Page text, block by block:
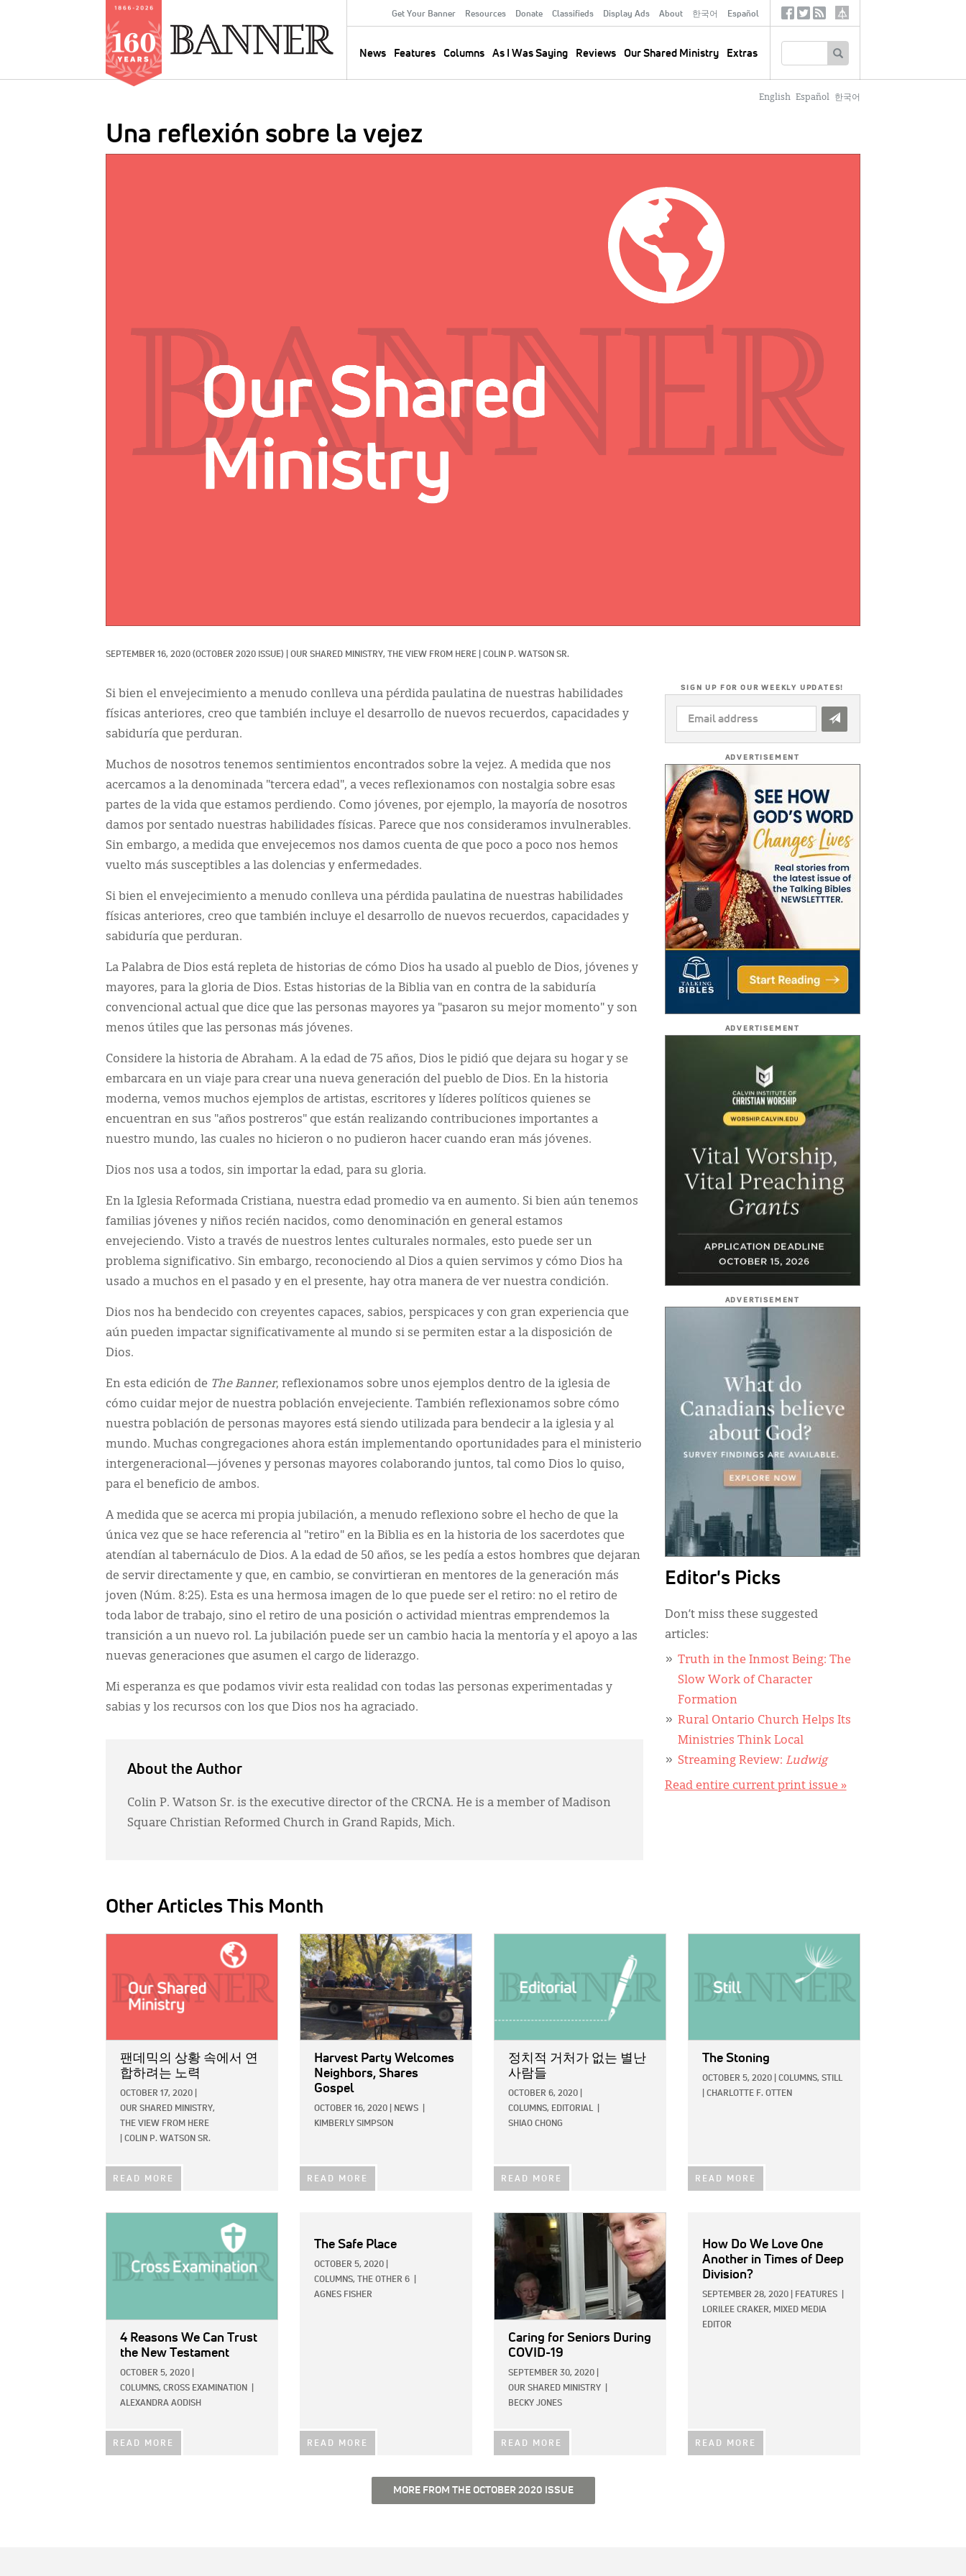
Secondary
Menu
Get Your Banner Resources Donate Classifieds Display Ads About 한국어 Español
News Features Columns As I Was Saying Reviews Our Shared Ministry Extras
SocialTertiary
English Español 한국어
Una reflexión sobre la vejez
SEPTEMBER 16, 2020 (OCTOBER 2020 ISSUE) OUR SHARED MINISTRY, THE VIEW FROM HERE COLIN P. WATSON SR.
Si bien el envejecimiento a menudo conlleva una pérdida paulatina de nuestras habilidades
físicas anteriores, creo que también incluye el desarrollo de nuevos recuerdos, capacidades y
sabiduría que perduran.
Muchos de nosotros tenemos sentimientos encontrados sobre la vejez. A medida que nos
acercamos a la denominada "tercera edad", a veces reflexionamos con nostalgia sobre esas
partes de la vida que estamos perdiendo. Como jóvenes, por ejemplo, la mayoría de nosotros
damos por sentado nuestras habilidades físicas. Parece que nos consideramos invulnerables.
Sin embargo, a medida que envejecemos nos damos cuenta de que poco a poco nos hemos
vuelto más susceptibles a las dolencias y enfermedades.
Si bien el envejecimiento a menudo conlleva una pérdida paulatina de nuestras habilidades
físicas anteriores, creo que también incluye el desarrollo de nuevos recuerdos, capacidades y
sabiduría que perduran.
La Palabra de Dios está repleta de historias de cómo Dios ha usado al pueblo de Dios, jóvenes y
mayores, para la gloria de Dios. Estas historias de la Biblia van en contra de la sabiduría
convencional actual que dice que las personas mayores ya "pasaron su mejor momento" y son
menos útiles que las personas más jóvenes.
Considere la historia de Abraham. A la edad de 75 años, Dios le pidió que dejara su hogar y se
embarcara en un viaje para crear una nueva generación del pueblo de Dios. En la historia
moderna, vemos muchos ejemplos de artistas, escritores y líderes políticos quienes se
encuentran en sus "años postreros" que están realizando contribuciones importantes a
nuestro mundo, las cuales no hicieron o no pudieron hacer cuando eran más jóvenes.
Dios nos usa a todos, sin importar la edad, para su gloria.
En la Iglesia Reformada Cristiana, nuestra edad promedio va en aumento. Si bien aún tenemos
familias jóvenes y niños recién nacidos, como denominación en general estamos
envejeciendo. Visto a través de nuestros lentes culturales normales, esto puede ser un
problema significativo. Sin embargo, reconociendo al Dios a quien servimos y cómo Dios ha
usado a muchos en el pasado y en el presente, hay otra manera de ver nuestra condición.
Dios nos ha bendecido con creyentes capaces, sabios, perspicaces y con gran experiencia que
aún pueden impactar significativamente al mundo si se permiten estar a la disposición de
Dios.
En esta edición de The Banner, reflexionamos sobre unos ejemplos dentro de la iglesia de
cómo cuidar mejor de nuestra población envejeciente. También reflexionamos sobre cómo
nuestra población de personas mayores está siendo utilizada para bendecir a la iglesia y al
mundo. Muchas congregaciones ahora están implementando oportunidades para el ministerio
intergeneracional—jóvenes y personas mayores colaborando juntos, tal como Dios lo quiso,
para el beneficio de ambos.
A medida que se acerca mi propia jubilación, a menudo reflexiono sobre el hecho de que la
única vez que se hace referencia al "retiro" en la Biblia es en la historia de los sacerdotes que
atendían al tabernáculo de Dios. A la edad de 50 años, se les pedía a estos hombres que dejaran
de servir directamente y que, en cambio, se convirtieran en mentores de la generación más
joven (Núm. 8:25). Esta es una hermosa imagen de lo que puede ser el retiro: no el retiro de
toda labor de trabajo, sino el retiro de una posición o actividad mientras emprendemos la
transición a un nuevo rol. La jubilación puede ser un cambio hacia la mentoría y el apoyo a las
nuevas generaciones que asumen el cargo de liderazgo.
Mi esperanza es que podamos vivir esta realidad con todas las personas experimentadas y
sabias y los recursos con los que Dios nos ha agraciado.
About the Author
Colin P. Watson Sr. is the executive director of the CRCNA. He is a member of Madison
Square Christian Reformed Church in Grand Rapids, Mich.
SIGN UP FOR OUR WEEKLY UPDATES!
EMAIL
ADDRESS
ADVERTISEMENT
ADVERTISEMENT
ADVERTISEMENT
Editor's Picks
Don’t miss these suggested
articles:
Truth in the Inmost Being: The
Slow Work of Character
Formation
Rural Ontario Church Helps Its
Ministries Think Local
Streaming Review: Ludwig
Read entire current print issue »
Other Articles This Month
팬데믹의 상황 속에서 연
합하려는 노력
OCTOBER 17, 2020
OUR SHARED MINISTRY,
THE VIEW FROM HERE
COLIN P. WATSON SR.
READ MORE
IMAGE:
Harvest Party Welcomes
Neighbors, Shares
Gospel
OCTOBER 16, 2020 NEWS
KIMBERLY SIMPSON
READ MORE
정치적 거처가 없는 별난
사람들
OCTOBER 6, 2020
COLUMNS, EDITORIAL
SHIAO CHONG
READ MORE
The Stoning
OCTOBER 5, 2020 COLUMNS, STILL
CHARLOTTE F. OTTEN
READ MORE
4 Reasons We Can Trust
the New Testament
OCTOBER 5, 2020
COLUMNS, CROSS EXAMINATION
ALEXANDRA AODISH
READ MORE
The Safe Place
OCTOBER 5, 2020
COLUMNS,
THE OTHER 6
AGNES FISHER
READ MORE
IMAGE:
Caring for Seniors During
COVID-19
SEPTEMBER 30, 2020
OUR SHARED MINISTRY
BECKY JONES
READ MORE
How Do We Love One
Another in Times of Deep
Division?
SEPTEMBER 28, 2020 FEATURES
LORILEE CRAKER, MIXED MEDIA
EDITOR
READ MORE
MORE FROM THE OCTOBER 2020 ISSUE